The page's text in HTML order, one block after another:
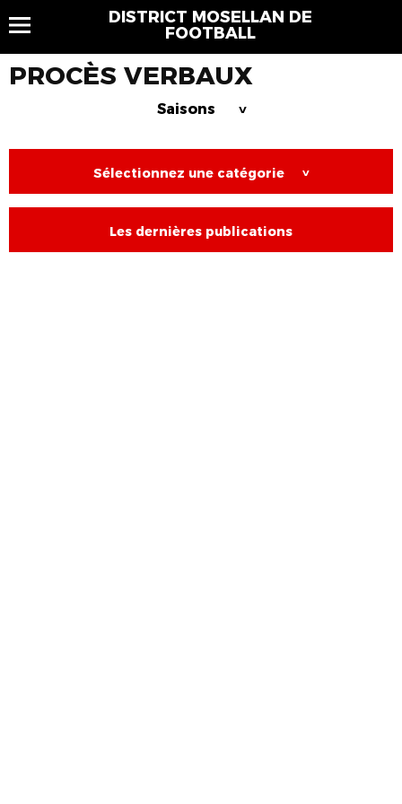
DISTRICT MOSELLAN DE
FOOTBALL
PROCÈS VERBAUX
Saisons >
Sélectionnez une catégorie >
Les dernières publications